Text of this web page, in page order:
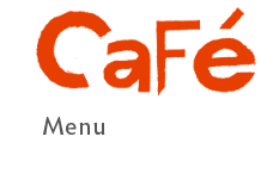
Menu